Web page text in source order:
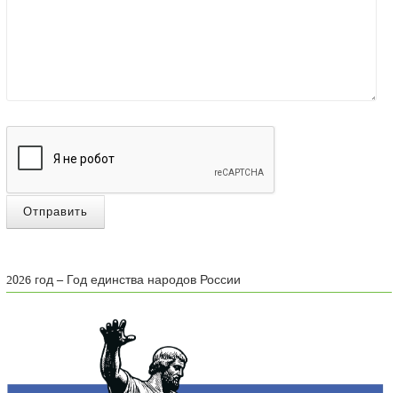
Отправить
2026 год – Год единства народов России